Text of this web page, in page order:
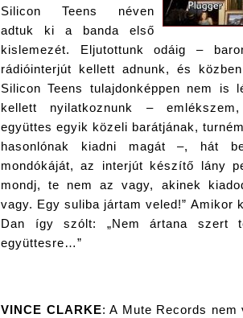
Silicon Teens néven
adtuk ki a banda első
kislemezét. Eljutottunk odáig –
rádióinterjút kellett adnunk, és
Silicon Teens tulajdonképpen nem is
kellett nyilatkoznunk –
együttes egyik közeli barátjának,
hasonlónak kiadni magát –, hát
mondókáját, az interjút készítő lány
mondj, te nem az vagy, akinek
vagy. Egy suliba jártam veled!” Amikor
Dan így szólt: „Nem ártana szert
együttesre…”
VINCE CLARKE: A Mute Records